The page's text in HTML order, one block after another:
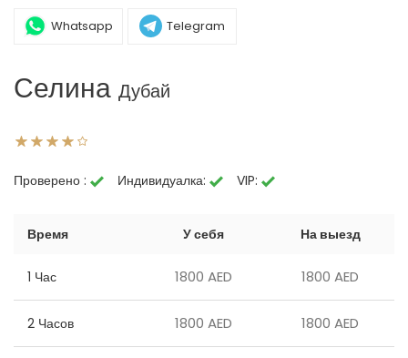
Whatsapp Telegram
Селина Дубай
Проверено : Индивидуалка: VIP:
Время У себя На выезд
1 Час 1800 AED 1800 AED
2 Часов 1800 AED 1800 AED